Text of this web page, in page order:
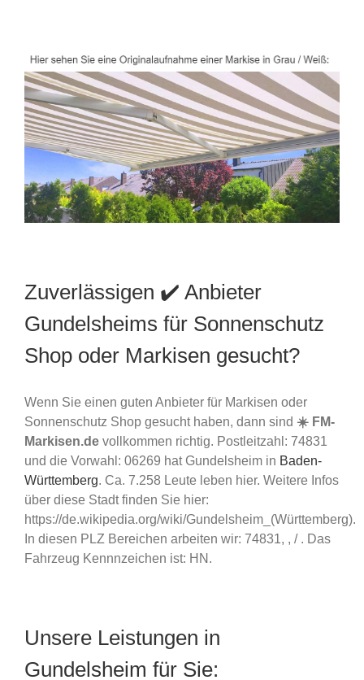
Zuverlässigen ✔️ Anbieter
Gundelsheims für Sonnenschutz
Shop oder Markisen gesucht?
Wenn Sie einen guten Anbieter für Markisen oder
Sonnenschutz Shop gesucht haben, dann sind ☀️ FM-
Markisen.de vollkommen richtig. Postleitzahl: 74831
und die Vorwahl: 06269 hat Gundelsheim in Baden-
Württemberg. Ca. 7.258 Leute leben hier. Weitere Infos
über diese Stadt finden Sie hier:
https://de.wikipedia.org/wiki/Gundelsheim_(Württemberg).
In diesen PLZ Bereichen arbeiten wir: 74831, , / . Das
Fahrzeug Kennnzeichen ist: HN.
Unsere Leistungen in
Gundelsheim für Sie: